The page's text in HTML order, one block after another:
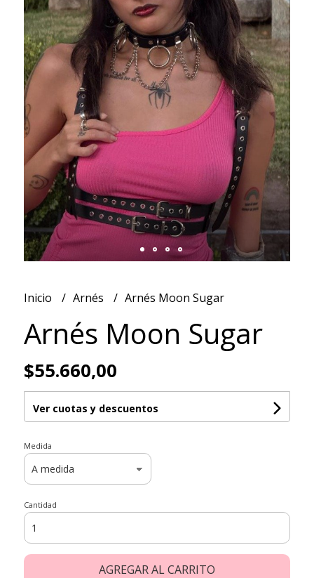
Inicio Arnés Arnés Moon Sugar
Arnés Moon Sugar
$55.660,00
Ver cuotas y descuentos
Medida
Cantidad
AGREGAR AL CARRITO